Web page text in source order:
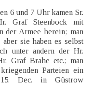
6 und 7 Uhr kamen Sr.
Graf Steenbock mit
der Armee herein; man
sie haben es selbst
unter andern der Hr.
Graf Brahe etc.; man
Parteien ein
Dec. in Güstrow